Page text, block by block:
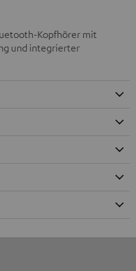
Kopfhörer mit
und integrierter